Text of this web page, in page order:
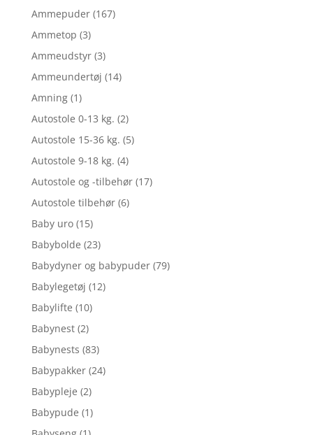
Ammepuder (167)
Ammetop (3)
Ammeudstyr (3)
Ammeundertøj (14)
Amning (1)
Autostole 0-13 kg. (2)
Autostole 15-36 kg. (5)
Autostole 9-18 kg. (4)
Autostole og -tilbehør (17)
Autostole tilbehør (6)
Baby uro (15)
Babybolde (23)
Babydyner og babypuder (79)
Babylegetøj (12)
Babylifte (10)
Babynest (2)
Babynests (83)
Babypakker (24)
Babypleje (2)
Babypude (1)